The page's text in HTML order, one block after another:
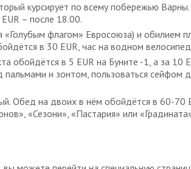
курсирует по всему побережью Варны.
– после 18.00.
«Голубым флагом» Евросоюза) и обилием
в 30 EUR, час на водном
обойдётся в 5 EUR на Буните -1, а за 10
и зонтом, пользоваться сейфом
Обед на двоих в нём обойдётся в 60-70
«Сезони», «Пастария» или